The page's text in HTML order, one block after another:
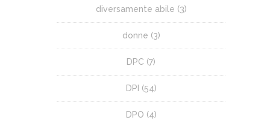
diversamente abile (3)
donne (3)
DPC (7)
DPI (54)
DPO (4)